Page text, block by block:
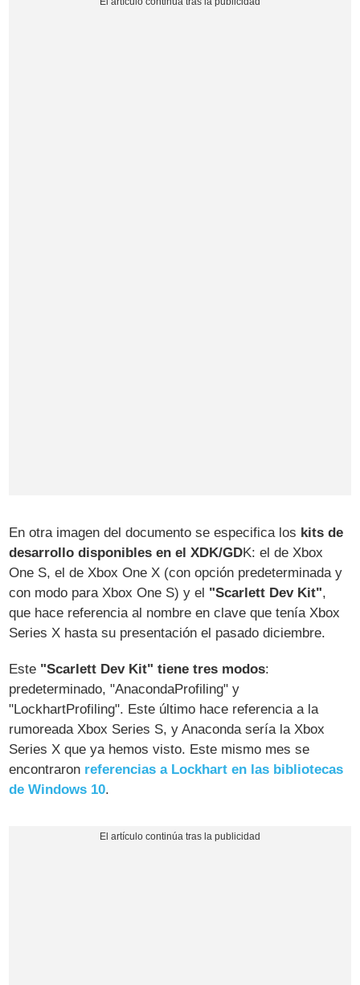
En otra imagen del documento se especifica los kits de
desarrollo disponibles en el XDK/GDK: el de Xbox
One S, el de Xbox One X (con opción predeterminada y
con modo para Xbox One S) y el "Scarlett Dev Kit",
que hace referencia al nombre en clave que tenía Xbox
Series X hasta su presentación el pasado diciembre.
Este "Scarlett Dev Kit" tiene tres modos:
predeterminado, "AnacondaProfiling" y
"LockhartProfiling". Este último hace referencia a la
rumoreada Xbox Series S, y Anaconda sería la Xbox
Series X que ya hemos visto. Este mismo mes se
encontraron referencias a Lockhart en las bibliotecas
de Windows 10.